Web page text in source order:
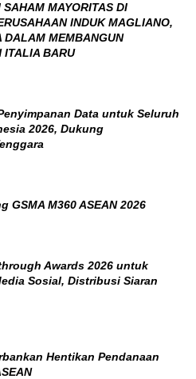
MAYORITAS DI
INDUK MAGLIANO,
DALAM MEMBANGUN
ITALIA BARU
Data untuk Seluruh
2026, Dukung
GSMA M360 ASEAN 2026
Awards 2026 untuk
Sosial, Distribusi Siaran
Hentikan Pendanaan